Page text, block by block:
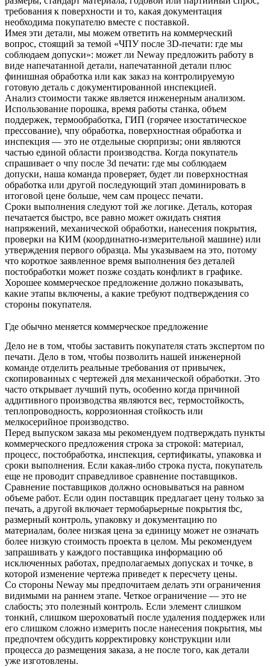
требования к поверхности и то, какая документация
необходима покупателю вместе с поставкой.
Имея эти детали, мы можем ответить на коммерческий
вопрос, стоящий за темой «ЧПУ после 3D-печати: где мы
соблюдаем допуски»: может ли Neway предложить работу в
виде напечатанной детали, напечатанной детали плюс
финишная обработка или как заказ на контролируемую
готовую деталь с документированной инспекцией.
Анализ стоимости также является инженерным анализом.
Использование порошка, время работы станка, объем
поддержек, термообработка, ГИП (горячее изостатическое
прессование), чпу обработка, поверхностная обработка и
инспекция — это не отдельные сюрпризы; они являются
частью единой области производства. Когда покупатель
спрашивает о чпу после 3d печати: где мы соблюдаем
допуски, наша команда проверяет, будет ли поверхностная
обработка или другой последующий этап доминировать в
итоговой цене больше, чем сам процесс печати.
Сроки выполнения следуют той же логике. Деталь, которая
печатается быстро, все равно может ожидать снятия
напряжений, механической обработки, нанесения покрытия,
проверки на КИМ (координатно-измерительной машине) или
утверждения первого образца. Мы указываем на это, потому
что короткое заявленное время выполнения без деталей
постобработки может позже создать конфликт в графике.
Хорошее коммерческое предложение должно показывать,
какие этапы включены, а какие требуют подтверждения со
стороны покупателя.
Где обычно меняется коммерческое предложение
Дело не в том, чтобы заставить покупателя стать экспертом по
печати. Дело в том, чтобы позволить нашей инженерной
команде отделить реальные требования от привычек,
скопированных с чертежей для механической обработки. Это
часто открывает лучший путь, особенно когда причиной
аддитивного производства являются вес, термостойкость,
теплопроводность, коррозионная стойкость или
мелкосерийное производство.
Перед выпуском заказа мы рекомендуем подтверждать пункты
коммерческого предложения строка за строкой: материал,
процесс, постобработка, инспекция, сертификаты, упаковка и
сроки выполнения. Если какая-либо строка пуста, покупатель
еще не проводит справедливое сравнение поставщиков.
Сравнение поставщиков должно основываться на равном
объеме работ. Если один поставщик предлагает цену только за
печать, а другой включает термобарьерные покрытия tbc,
размерный контроль, упаковку и документацию по
материалам, более низкая цена за единицу может не означать
более низкую стоимость проекта в целом. Мы рекомендуем
запрашивать у каждого поставщика информацию об
исключенных работах, предполагаемых допусках и точке, в
которой изменение чертежа приведет к пересчету цены.
Со стороны Neway мы предпочитаем делать эти ограничения
видимыми на раннем этапе. Четкое ограничение — это не
слабость; это полезный контроль. Если элемент слишком
тонкий, слишком шероховатый после удаления поддержек или
его слишком сложно измерить после нанесения покрытия, мы
предпочтем обсудить корректировку конструкции или
процесса до размещения заказа, а не после того, как детали
уже изготовлены.